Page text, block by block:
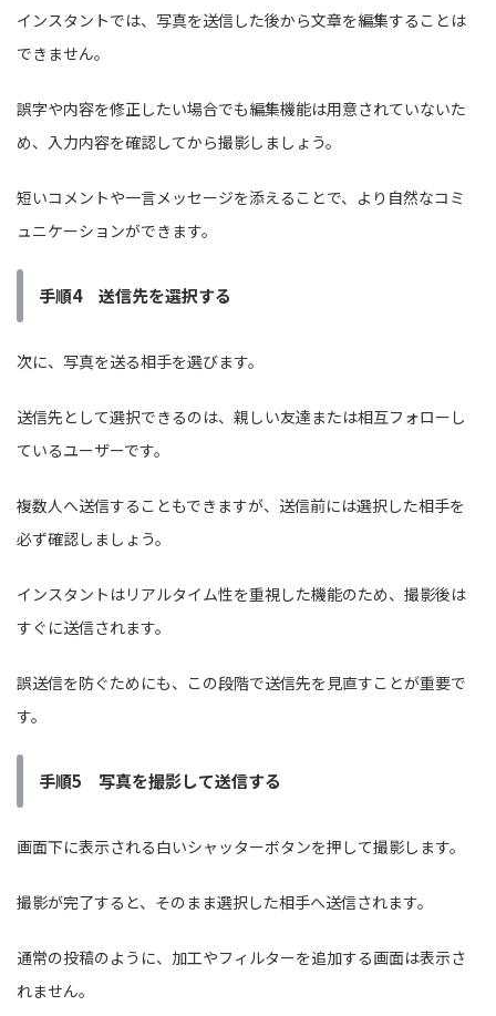
インスタントでは、写真を送信した後から文章を編集することは
できません。
誤字や内容を修正したい場合でも編集機能は用意されていないた
め、入力内容を確認してから撮影しましょう。
短いコメントや一言メッセージを添えることで、より自然なコミ
ュニケーションができます。
手順4 送信先を選択する
次に、写真を送る相手を選びます。
送信先として選択できるのは、親しい友達または相互フォローし
ているユーザーです。
複数人へ送信することもできますが、送信前には選択した相手を
必ず確認しましょう。
インスタントはリアルタイム性を重視した機能のため、撮影後は
すぐに送信されます。
誤送信を防ぐためにも、この段階で送信先を見直すことが重要で
す。
手順5 写真を撮影して送信する
画面下に表示される白いシャッターボタンを押して撮影します。
撮影が完了すると、そのまま選択した相手へ送信されます。
通常の投稿のように、加工やフィルターを追加する画面は表示さ
れません。